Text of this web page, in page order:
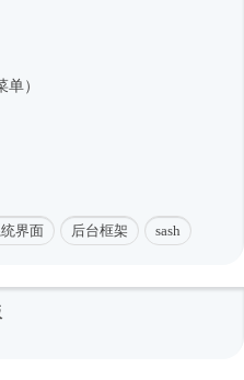
）
界面 后台框架 sash